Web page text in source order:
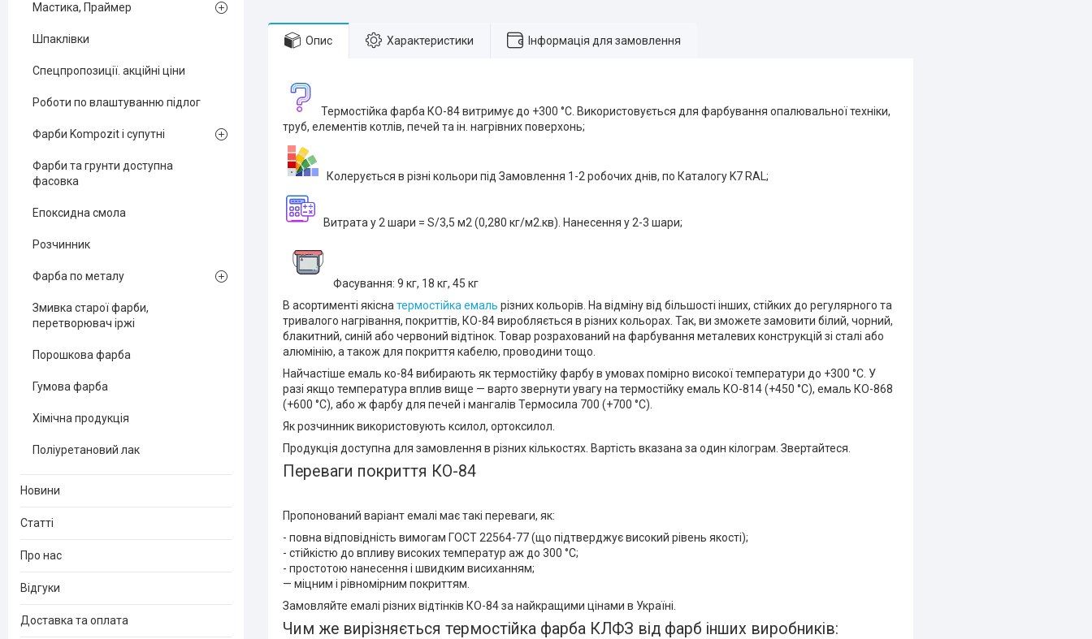
Опис Характеристики Інформація для замовлення
Термостійка фарба КО-84 витримує до +300 °C. Використовується для фарбування опалювальної техніки,
труб, елементів котлів, печей та ін. нагрівних поверхонь;
Колерується в різні кольори під Замовлення 1-2 робочих днів, по Каталогу K7 RAL;
Витрата у 2 шари = S/3,5 м2 (0,280 кг/м2.кв). Нанесення у 2-3 шари;
Фасування: 9 кг, 18 кг, 45 кг
В асортименті якісна термостійка емаль різних кольорів. На відміну від більшості інших, стійких до регулярного та
тривалого нагрівання, покриттів, КО-84 виробляється в різних кольорах. Так, ви зможете замовити білий, чорний,
блакитний, синій або червоний відтінок. Товар розрахований на фарбування металевих конструкцій зі сталі або
алюмінію, а також для покриття кабелю, проводини тощо.
Найчастіше емаль ко-84 вибирають як термостійку фарбу в умовах помірно високої температури до +300 °C. У
разі якщо температура вплив вище — варто звернути увагу на термостійку емаль КО-814 (+450 °C), емаль КО-868
(+600 °C), або ж фарбу для печей і мангалів Термосила 700 (+700 °C).
Як розчинник використовують ксилол, ортоксилол.
Продукція доступна для замовлення в різних кількостях. Вартість вказана за один кілограм. Звертайтеся.
Переваги покриття КО-84
Пропонований варіант емалі має такі переваги, як:
- повна відповідність вимогам ГОСТ 22564-77 (що підтверджує високий рівень якості);
- стійкістю до впливу високих температур аж до 300 °C;
- простотою нанесення і швидким висиханням;
— міцним і рівномірним покриттям.
Замовляйте емалі різних відтінків КО-84 за найкращими цінами в Україні.
Чим же вирізняється термостійка фарба КЛФЗ від фарб інших виробників:
Мастика, Праймер
Шпаклівки
Спецпропозиції. акційні ціни
Роботи по влаштуванню підлог
Фарби Kompozit і супутні
Фарби та грунти доступна
фасовка
Епоксидна смола
Розчинник
Фарба по металу
Змивка старої фарби,
перетворювач іржі
Порошкова фарба
Гумова фарба
Хімічна продукція
Поліуретановий лак
Новини
Статті
Про нас
Відгуки
Доставка та оплата